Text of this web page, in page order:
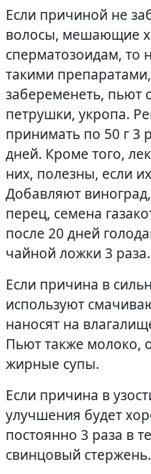
Если причиной не
волосы, мешающие
сперматозоидам, то
такими
забеременеть, пьют
петрушки, укропа.
принимать по 50 г 3
дней. Кроме того,
них, полезны, если
Добавляют
перец, семена
после 20 дней
чайной ложки 3 раза.
Если причина в
используют
наносят на
Пьют также молоко,
жирные супы.
Если причина в
улучшения будет
постоянно 3 раза в
свинцовый стержень.